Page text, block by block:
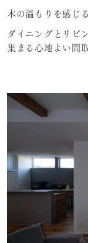
木の温もりを感じ
ダイニングとリビ
集まる心地よい間